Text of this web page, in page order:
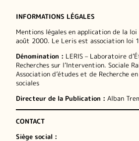
INFORMATIONS LÉGALES
Mentions légales en application de la
août 2000. Le Leris est association loi
Dénomination : LERIS – Laboratoire
Recherches sur l’Intervention. Sociale
Association d’études et de Recherche
sociales
Directeur de la Publication : Alban
CONTACT
Siège social :